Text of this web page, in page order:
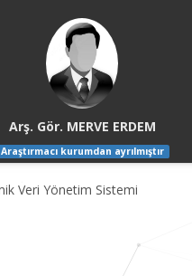
Arş. Gör. MERVE ERDEM
Araştırmacı kurumdan ayrılmıştır
Veri Yönetim Sistemi